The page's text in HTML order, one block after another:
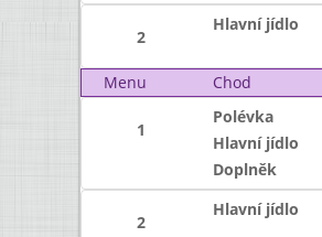
2
Hlavní jídlo
Menu Chod
1
Polévka
Hlavní jídlo
Doplněk
2
Hlavní jídlo